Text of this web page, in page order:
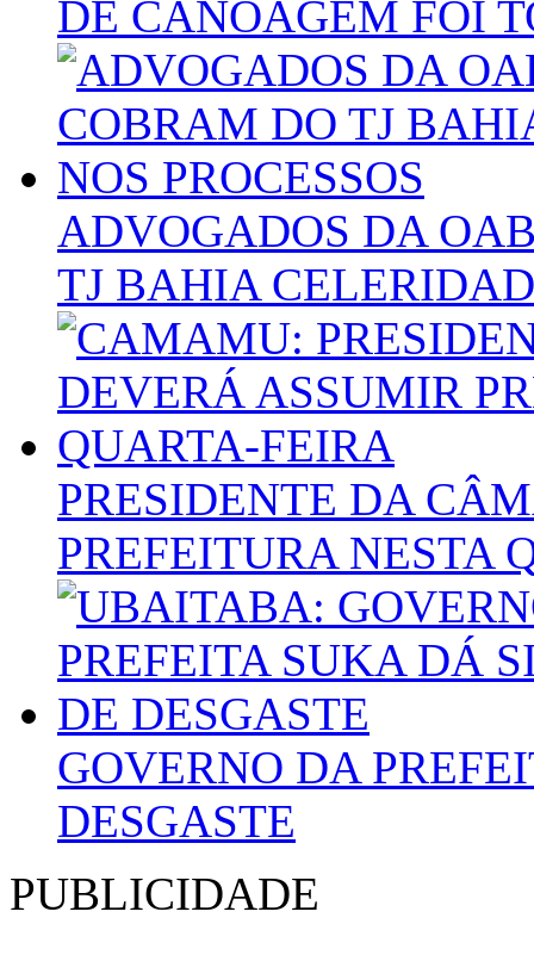
DE CANOAGEM FOI
ADVOGADOS DA
TJ BAHIA
PRESIDENTE DA
PREFEITURA NESTA
GOVERNO DA
DESGASTE
PUBLICIDADE